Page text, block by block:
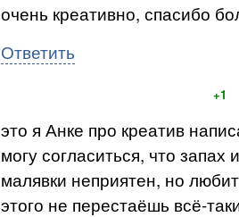
очень креативно, спасибо
Ответить
+1
это я Анке про креатив
могу согласиться, что запах
малявки неприятен, но
этого не перестаёшь всё-